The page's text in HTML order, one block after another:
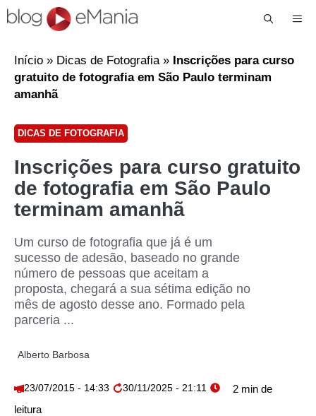
Início » Dicas de Fotografia» Inscrições para curso
gratuito de fotografia em São Paulo terminam
amanhã
DICAS DE FOTOGRAFIA
Inscrições para curso gratuito
de fotografia em São Paulo
terminam amanhã
Um curso de fotografia que já é um
sucesso de adesão, baseado no grande
número de pessoas que aceitam a
proposta, chegará a sua sétima edição no
mês de agosto desse ano. Formado pela
parceria ...
Alberto Barbosa
23/07/2015 - 14:33 30/11/2025 - 21:11